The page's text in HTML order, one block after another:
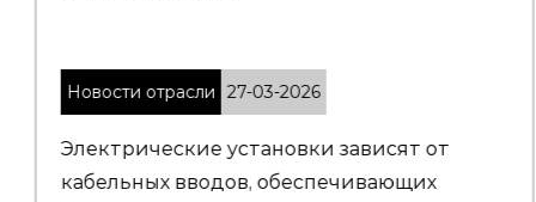
Новости отрасли 27-03-2026
Электрические установки зависят от
кабельных вводов, обеспечивающих